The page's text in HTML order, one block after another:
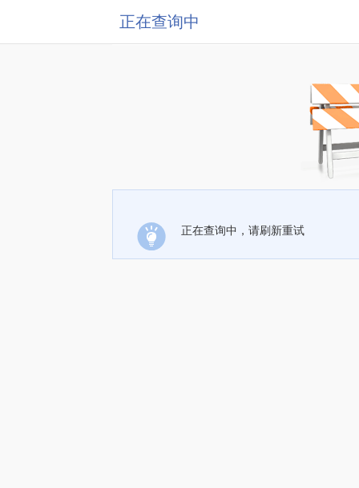
正在查询中
正在查询中，请刷新重试